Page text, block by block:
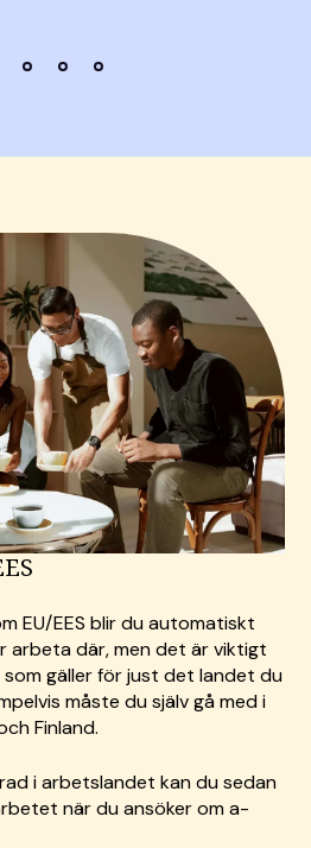
2 3 4
EU/EES blir du automatiskt
arbeta där, men det är viktigt
gäller för just det landet du
måste du själv gå med i
Finland.
i arbetslandet kan du sedan
när du ansöker om a-